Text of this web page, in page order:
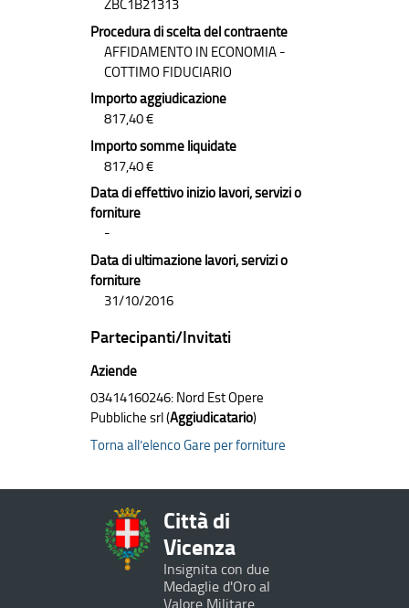
ZBC1B21313
Procedura di scelta del contraente
AFFIDAMENTO IN ECONOMIA -
COTTIMO FIDUCIARIO
Importo aggiudicazione
817,40 €
Importo somme liquidate
817,40 €
Data di effettivo inizio lavori, servizi o
forniture
-
Data di ultimazione lavori, servizi o
forniture
31/10/2016
Partecipanti/Invitati
Aziende
03414160246: Nord Est Opere
Pubbliche srl (Aggiudicatario)
Torna all’elenco Gare per forniture
Città di
Vicenza
Insignita con due
Medaglie d'Oro al
Valore Militare